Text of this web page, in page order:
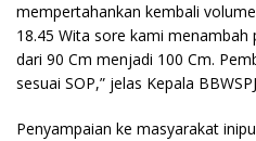
mempertahankan kembali
18.45 Wita sore kami
dari 90 Cm menjadi 100 Cm.
sesuai SOP,” jelas Kepala
Penyampaian ke masyarakat